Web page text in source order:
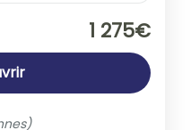
1 275€